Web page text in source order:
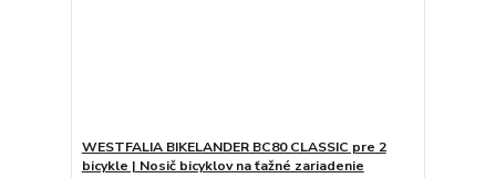
WESTFALIA BIKELANDER BC80 CLASSIC pre 2
bicykle | Nosič bicyklov na ťažné zariadenie